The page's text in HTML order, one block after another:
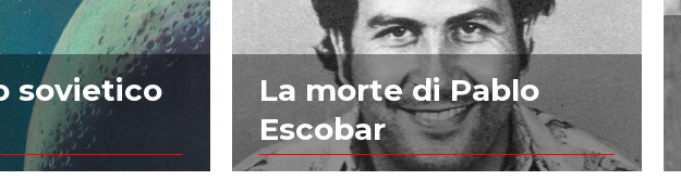
sovietico
La morte di Pablo
Escobar